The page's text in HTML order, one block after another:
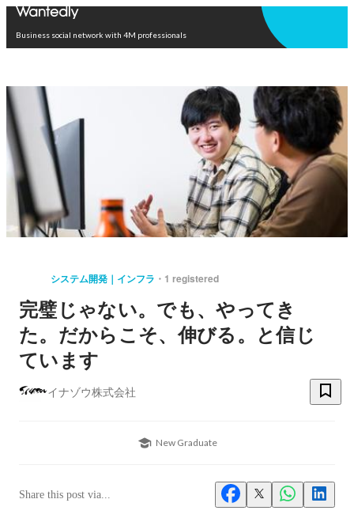
Business social network with 4M professionals
システム開発｜インフラ 1 registered
完璧じゃない。でも、やってき
た。だからこそ、伸びる。と信じ
ています
イナゾウ株式会社
New Graduate
Share this post via...